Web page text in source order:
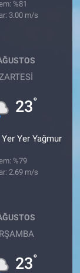
%81
3.00 m/s
23°
Yer Yer Yağmur
%79
2.69 m/s
23°